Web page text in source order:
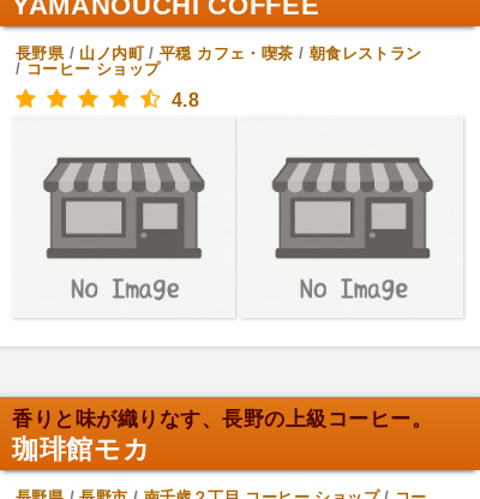
長野県/ 山ノ内町/平穏 カフェ・喫茶 / 朝食レストラン
/ コーヒー ショップ
4.8
香りと味が織りなす、長野の上級コーヒー。
珈琲館モカ